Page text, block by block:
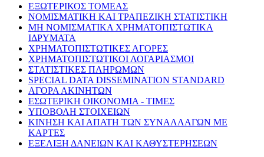
ΕΞΩΤΕΡΙΚΟΣ ΤΟΜΕΑΣ
ΝΟΜΙΣΜΑΤΙΚΗ ΚΑΙ ΤΡΑΠΕΖΙΚΗ ΣΤΑΤΙΣΤΙΚΗ
ΜΗ ΝΟΜΙΣΜΑΤΙΚΑ ΧΡΗΜΑΤΟΠΙΣΤΩΤΙΚΑ
ΙΔΡΥΜΑΤΑ
ΧΡΗΜΑΤΟΠΙΣΤΩΤΙΚΕΣ ΑΓΟΡΕΣ
ΧΡΗΜΑΤΟΠΙΣΤΩΤΙΚΟΙ ΛΟΓΑΡΙΑΣΜΟΙ
ΣΤΑΤΙΣΤΙΚΕΣ ΠΛΗΡΩΜΩΝ
SPECIAL DATA DISSEMINATION STANDARD
ΑΓΟΡΑ ΑΚΙΝΗΤΩΝ
ΕΣΩΤΕΡΙΚΗ ΟΙΚΟΝΟΜΙΑ - ΤΙΜΕΣ
ΥΠΟΒΟΛΗ ΣΤΟΙΧΕΙΩΝ
ΚΙΝΗΣΗ ΚΑΙ ΑΠΑΤΗ ΤΩΝ ΣΥΝΑΛΛΑΓΩΝ ΜΕ
ΚΑΡΤΕΣ
ΕΞΕΛΙΞΗ ΔΑΝΕΙΩΝ ΚΑΙ ΚΑΘΥΣΤΕΡΗΣΕΩΝ